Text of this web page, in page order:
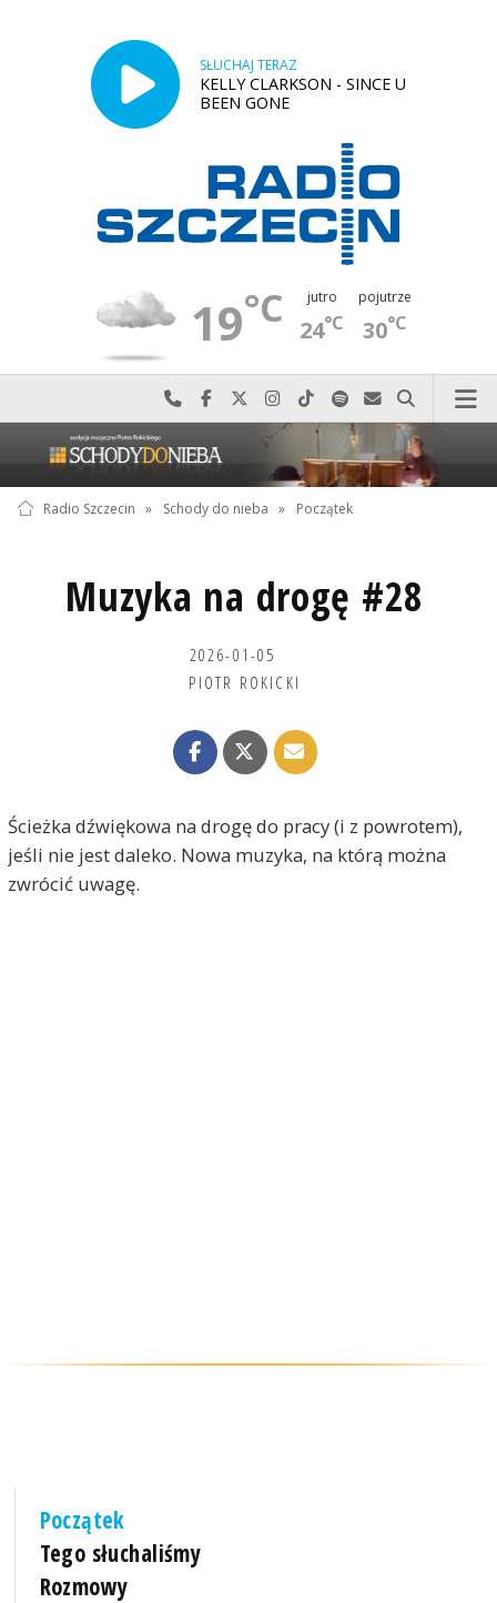
SŁUCHAJ TERAZ
KELLY CLARKSON - SINCE U
BEEN GONE
19°C jutro
24°C
pojutrze
30°C
Najlepiej po prostu do nas zadzwoń
Odwiedź nas na Facebook-u
Odwiedź nas na X
Odwiedź nas na Instagram-ie
Odwiedź nas na TikTok-u
Szukaj nas na Spotify
Wyślij do nas
Szukaj
Radio Szczecin » Schody do nieba » Początek
Muzyka na drogę #28
2026-01-05
PIOTR ROKICKI
Ścieżka dźwiękowa na drogę do pracy (i z powrotem),
jeśli nie jest daleko. Nowa muzyka, na którą można
zwrócić uwagę.
Początek
Tego słuchaliśmy
Rozmowy